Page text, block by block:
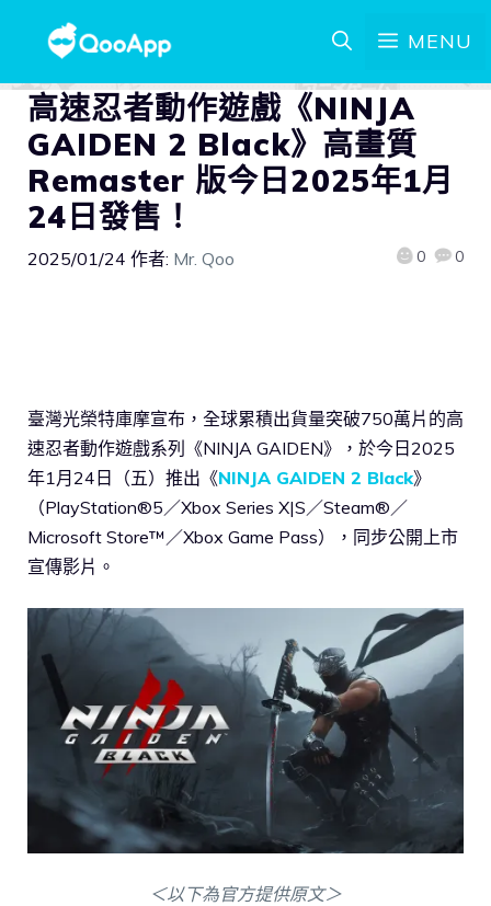
MENU
高速忍者動作遊戲《NINJA
GAIDEN 2 Black》高畫質
Remaster 版今日2025年1月
24日發售！
2025/01/24 作者: Mr. Qoo 0 0
臺灣光榮特庫摩宣布，全球累積出貨量突破750萬片的高
速忍者動作遊戲系列《NINJA GAIDEN》，於今日2025
年1月24日（五）推出《NINJA GAIDEN 2 Black》
（PlayStation®5／Xbox Series X|S／Steam®／
Microsoft Store™／Xbox Game Pass），同步公開上市
宣傳影片。
＜以下為官方提供原文＞